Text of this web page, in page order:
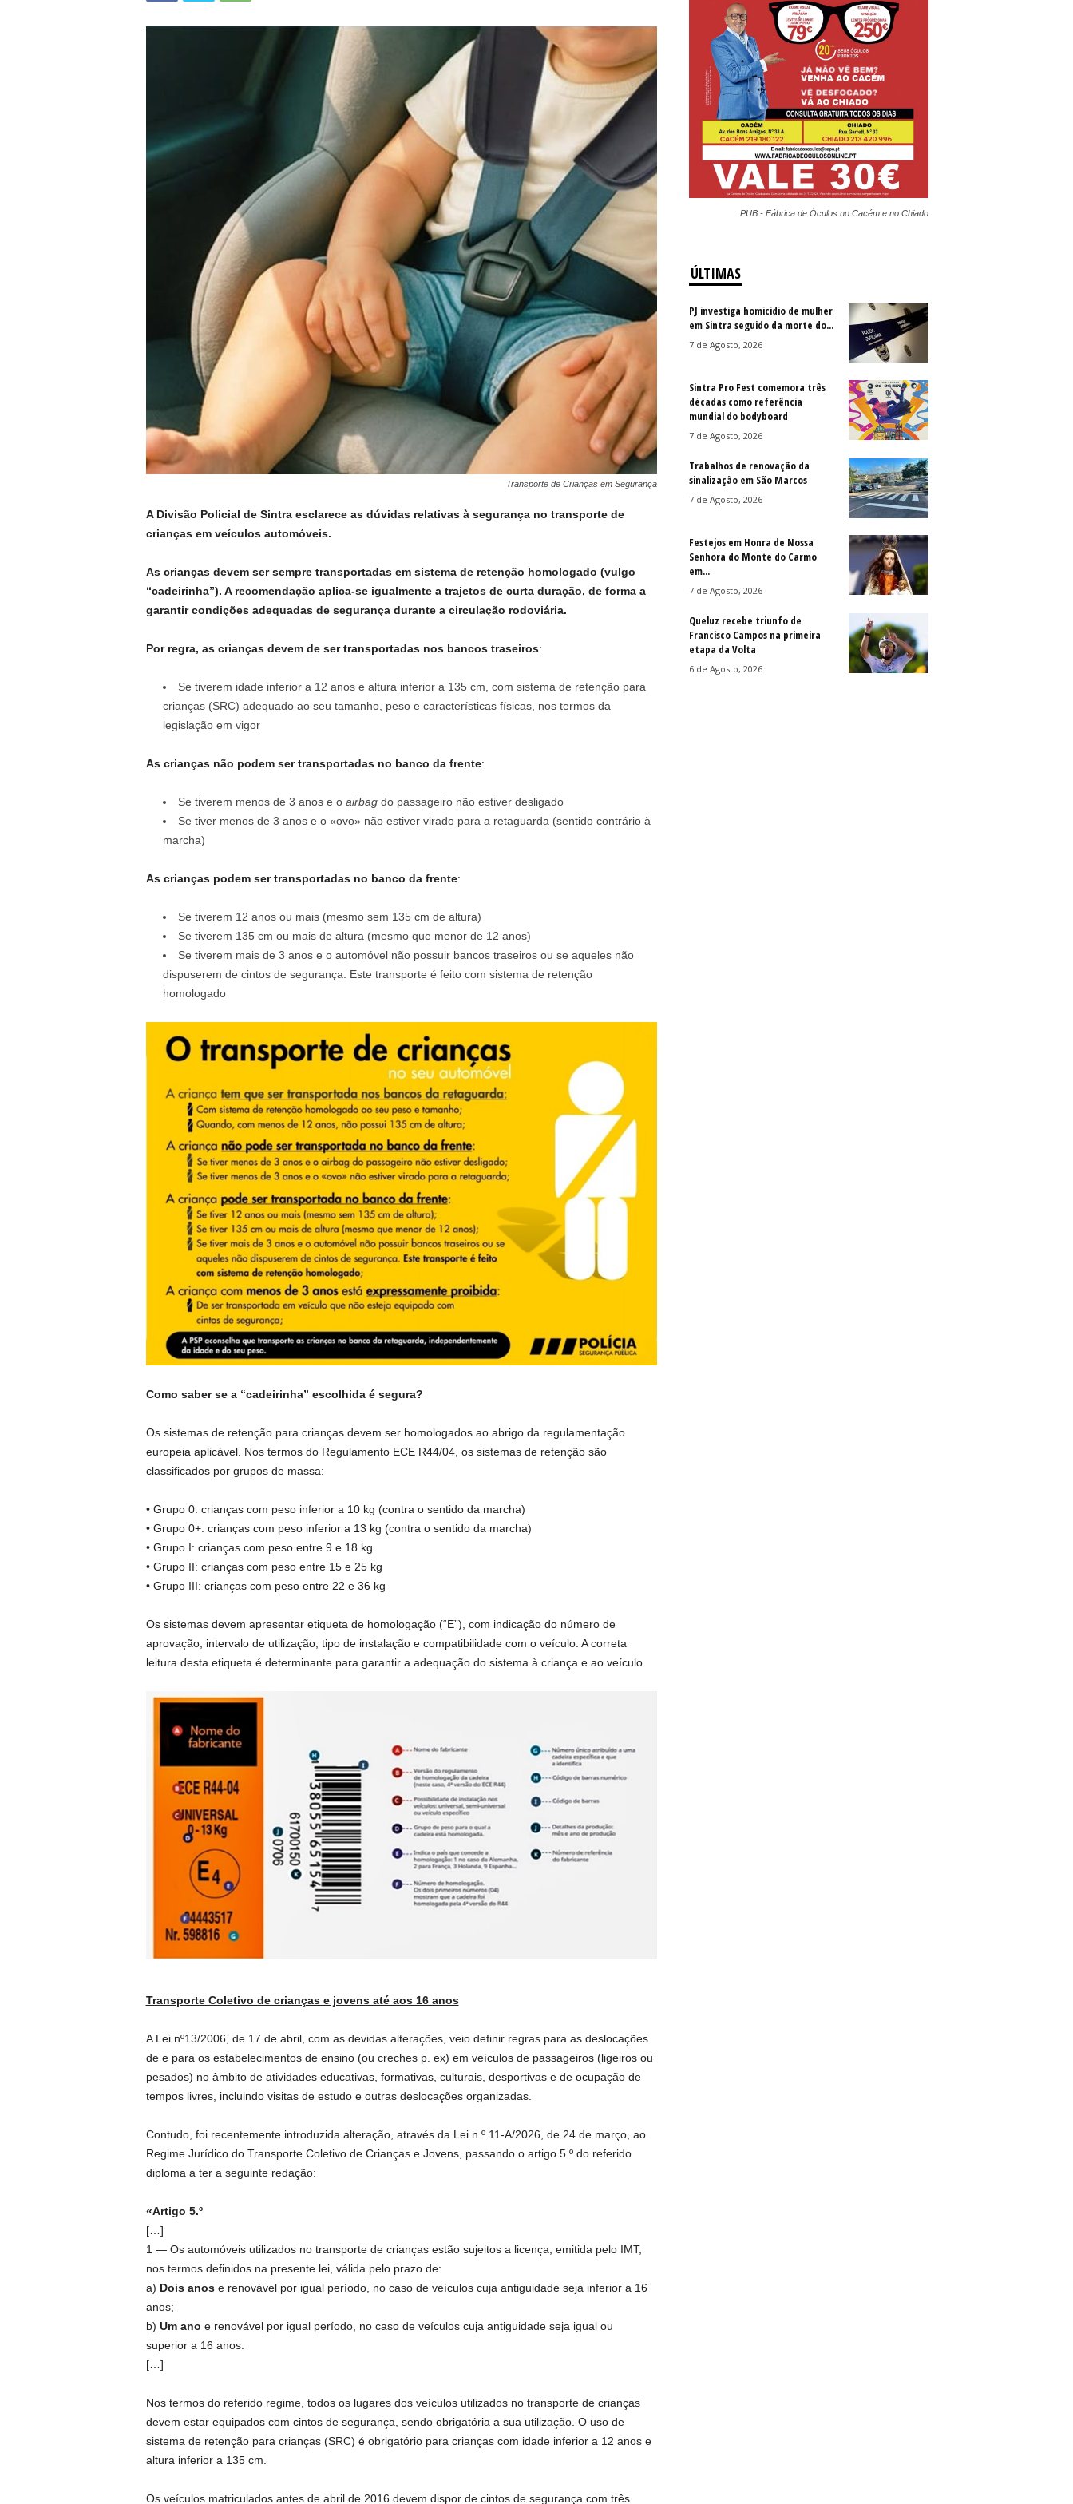
Transporte de Crianças em Segurança
A Divisão Policial de Sintra esclarece as dúvidas relativas à segurança no transporte de
crianças em veículos automóveis.
As crianças devem ser sempre transportadas em sistema de retenção homologado (vulgo
“cadeirinha”). A recomendação aplica-se igualmente a trajetos de curta duração, de forma a
garantir condições adequadas de segurança durante a circulação rodoviária.
Por regra, as crianças devem de ser transportadas nos bancos traseiros:
Se tiverem idade inferior a 12 anos e altura inferior a 135 cm, com sistema de retenção para
crianças (SRC) adequado ao seu tamanho, peso e características físicas, nos termos da
legislação em vigor
As crianças não podem ser transportadas no banco da frente:
Se tiverem menos de 3 anos e o airbagdo passageiro não estiver desligado
Se tiver menos de 3 anos e o «ovo» não estiver virado para a retaguarda (sentido contrário à
marcha)
As crianças podem ser transportadas no banco da frente:
Se tiverem 12 anos ou mais (mesmo sem 135 cm de altura)
Se tiverem 135 cm ou mais de altura (mesmo que menor de 12 anos)
Se tiverem mais de 3 anos e o automóvel não possuir bancos traseiros ou se aqueles não
dispuserem de cintos de segurança. Este transporte é feito com sistema de retenção
homologado
Como saber se a “cadeirinha” escolhida é segura?
Os sistemas de retenção para crianças devem ser homologados ao abrigo da regulamentação
europeia aplicável. Nos termos do Regulamento ECE R44/04, os sistemas de retenção são
classificados por grupos de massa:
• Grupo 0: crianças com peso inferior a 10 kg (contra o sentido da marcha)
• Grupo 0+: crianças com peso inferior a 13 kg (contra o sentido da marcha)
• Grupo I: crianças com peso entre 9 e 18 kg
• Grupo II: crianças com peso entre 15 e 25 kg
• Grupo III: crianças com peso entre 22 e 36 kg
Os sistemas devem apresentar etiqueta de homologação (“E”), com indicação do número de
aprovação, intervalo de utilização, tipo de instalação e compatibilidade com o veículo. A correta
leitura desta etiqueta é determinante para garantir a adequação do sistema à criança e ao veículo.
Transporte Coletivo de crianças e jovens até aos 16 anos
A Lei nº13/2006, de 17 de abril, com as devidas alterações, veio definir regras para as deslocações
de e para os estabelecimentos de ensino (ou creches p. ex) em veículos de passageiros (ligeiros ou
pesados) no âmbito de atividades educativas, formativas, culturais, desportivas e de ocupação de
tempos livres, incluindo visitas de estudo e outras deslocações organizadas.
Contudo, foi recentemente introduzida alteração, através da Lei n.º 11-A/2026, de 24 de março, ao
Regime Jurídico do Transporte Coletivo de Crianças e Jovens, passando o artigo 5.º do referido
diploma a ter a seguinte redação:
«Artigo 5.º
[…]
1 — Os automóveis utilizados no transporte de crianças estão sujeitos a licença, emitida pelo IMT,
nos termos definidos na presente lei, válida pelo prazo de:
a) Dois anose renovável por igual período, no caso de veículos cuja antiguidade seja inferior a 16
anos;
b) Um ano e renovável por igual período, no caso de veículos cuja antiguidade seja igual ou
superior a 16 anos.
[…]
Nos termos do referido regime, todos os lugares dos veículos utilizados no transporte de crianças
devem estar equipados com cintos de segurança, sendo obrigatória a sua utilização. O uso de
sistema de retenção para crianças (SRC) é obrigatório para crianças com idade inferior a 12 anos e
altura inferior a 135 cm.
Os veículos matriculados antes de abril de 2016 devem dispor de cintos de segurança com três
PUB - Fábrica de Óculos no Cacém e no Chiado
ÚLTIMAS
PJ investiga homicídio de mulher
em Sintra seguido da morte do...
7 de Agosto, 2026
Sintra Pro Fest comemora três
décadas como referência
mundial do bodyboard
7 de Agosto, 2026
Trabalhos de renovação da
sinalização em São Marcos
7 de Agosto, 2026
Festejos em Honra de Nossa
Senhora do Monte do Carmo
em...
7 de Agosto, 2026
Queluz recebe triunfo de
Francisco Campos na primeira
etapa da Volta
6 de Agosto, 2026